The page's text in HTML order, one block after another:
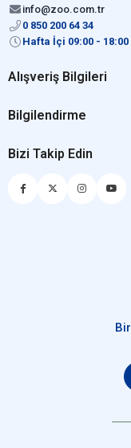
info@zoo.com.tr
0 850 200 64 34
Hafta İçi 09:00 - 18:00
Alışveriş Bilgileri
Bilgilendirme
Bizi Takip Edin